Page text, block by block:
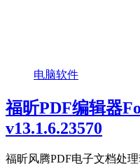
电脑软件
福昕PDF编辑器
v13.1.6.23570
福昕风腾PDF电子文档处